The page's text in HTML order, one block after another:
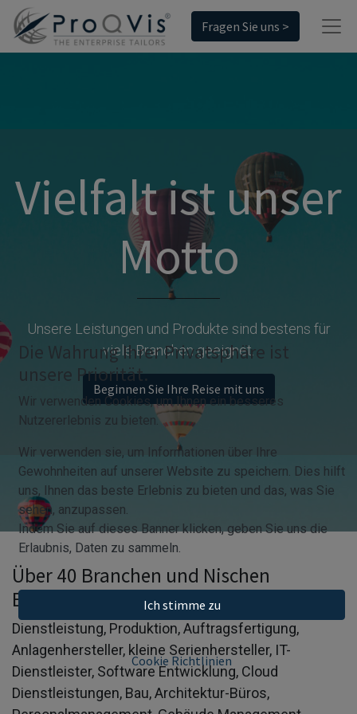
Fragen Sie uns >
Vielfalt ist unser
Motto
Unsere Leistungen und Produkte sind bestens für
viele Branchen geeignet.
Beginnen Sie Ihre Reise mit uns
Über 40 Branchen und Nischen
Erfahrung
Dienstleistung, Produktion, Auftragsfertigung,
Anlagenhersteller, kleine Serienhersteller, IT-
Dienstleister, Software Entwicklung, Cloud
Dienstleistungen, Bau, Architektur-Büros,
Die Wahrung Ihrer Privatsphäre ist
unsere Priorität.
Wir verwenden Cookies, um Ihnen ein besseres
Nutzererlebnis zu bieten.
Wir verwenden sie, um Informationen über Ihre
Gewohnheiten auf unserer Website zu speichern. Dies hilft
uns, Ihnen das beste Erlebnis zu bieten und das, was Sie
sehen, anzupassen.
Indem Sie auf dieses Banner klicken, geben Sie uns die
Erlaubnis, Daten zu sammeln.
Ich stimme zu
Cookie Richtlinien